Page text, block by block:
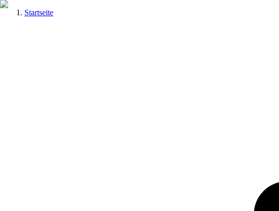
Startseite